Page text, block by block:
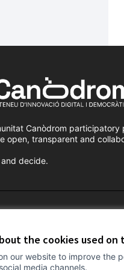
the cookies used on
our website to improve the
media channels.
Canòdrom participatory
open, transparent and
decide.